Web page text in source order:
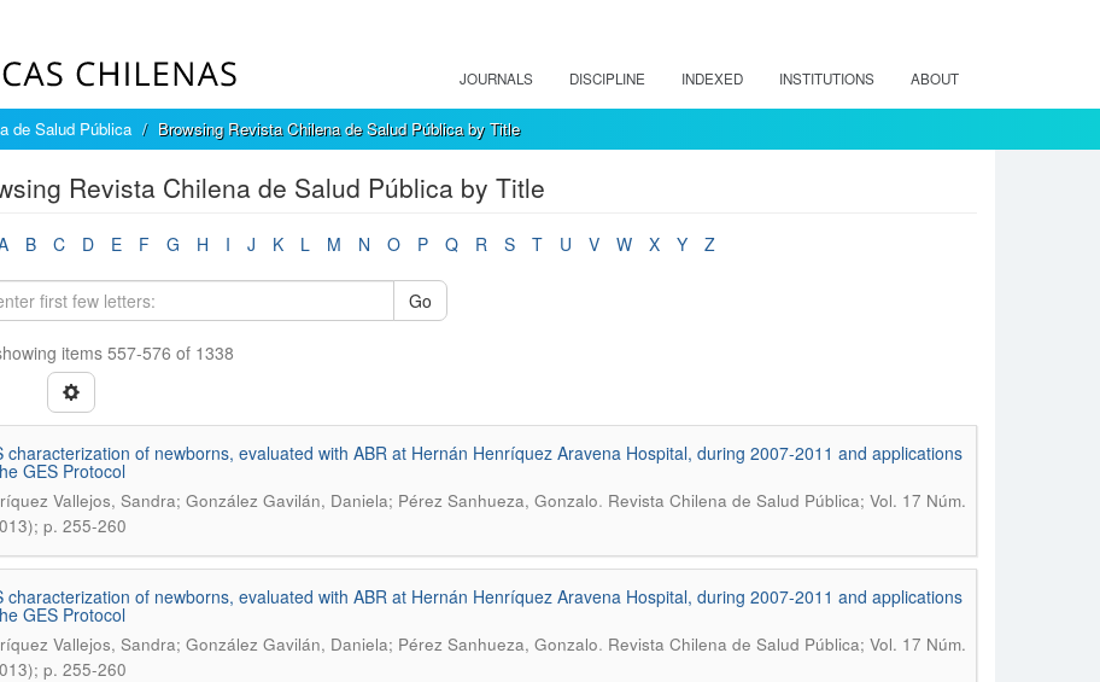
JOURNALS DISCIPLINE INDEXED INSTITUTIONS ABOUT
de Salud Pública Browsing Revista Chilena de Salud Pública by Title
Revista Chilena de Salud Pública by Title
B C D E F G H I J K L M N O P Q R S T U V W X Y Z
Go
items 557-576 of 1338
characterization of newborns, evaluated with ABR at Hernán Henríquez Aravena Hospital, during 2007-2011 and applications
GES Protocol
Vallejos, Sandra; González Gavilán, Daniela; Pérez Sanhueza, Gonzalo. Revista Chilena de Salud Pública; Vol. 17 Núm.
p. 255-260
characterization of newborns, evaluated with ABR at Hernán Henríquez Aravena Hospital, during 2007-2011 and applications
GES Protocol
Vallejos, Sandra; González Gavilán, Daniela; Pérez Sanhueza, Gonzalo. Revista Chilena de Salud Pública; Vol. 17 Núm.
p. 255-260